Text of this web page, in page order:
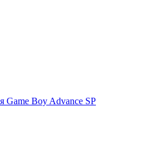
Game Boy Advance SP